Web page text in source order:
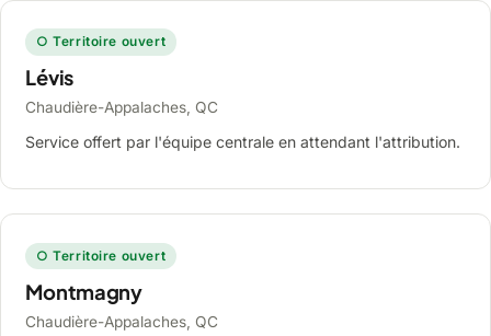
○ Territoire ouvert
Lévis
Chaudière-Appalaches, QC
Service offert par l'équipe centrale en attendant l'attribution.
○ Territoire ouvert
Montmagny
Chaudière-Appalaches, QC